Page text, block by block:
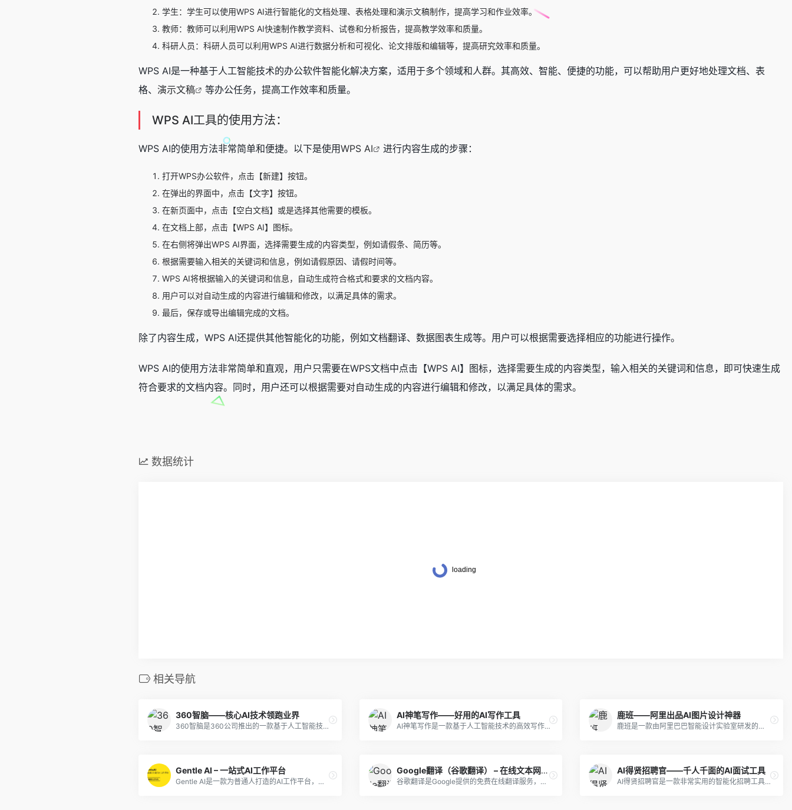
学生：学生可以使用WPS AI进行智能化的文档处理、表格处理和演示文稿制作，提高学习和作业效率。
教师：教师可以利用WPS AI快速制作教学资料、试卷和分析报告，提高教学效率和质量。
科研人员：科研人员可以利用WPS AI进行数据分析和可视化、论文排版和编辑等，提高研究效率和质量。
WPS AI是一种基于人工智能技术的办公软件智能化解决方案，适用于多个领域和人群。其高效、智能、便捷的功能，可以帮助用户更好地处理文档、表
格、 演示文稿 等办公任务，提高工作效率和质量。
WPS AI工具的使用方法：
WPS AI的使用方法非常简单和便捷。以下是使用WPS AI 进行内容生成的步骤：
打开WPS办公软件，点击【新建】按钮。
在弹出的界面中，点击【文字】按钮。
在新页面中，点击【空白文档】或是选择其他需要的模板。
在文档上部，点击【WPS AI】图标。
在右侧将弹出WPS AI界面，选择需要生成的内容类型，例如请假条、简历等。
根据需要输入相关的关键词和信息，例如请假原因、请假时间等。
WPS AI将根据输入的关键词和信息，自动生成符合格式和要求的文档内容。
用户可以对自动生成的内容进行编辑和修改，以满足具体的需求。
最后，保存或导出编辑完成的文档。
除了内容生成，WPS AI还提供其他智能化的功能，例如文档翻译、数据图表生成等。用户可以根据需要选择相应的功能进行操作。
WPS AI的使用方法非常简单和直观，用户只需要在WPS文档中点击【WPS AI】图标，选择需要生成的内容类型，输入相关的关键词和信息，即可快速生成
符合要求的文档内容。同时，用户还可以根据需要对自动生成的内容进行编辑和修改，以满足具体的需求。
数据统计
相关导航
360智脑——核心AI技术领跑业界
360智脑是360公司推出的一款基于人工智能技术的智能语音交互产品，通过语音识别、语音合成、自然语言处理、智能推荐等一系列功能，为用户提供高效便捷的语音交互体验。
AI神笔写作——好用的AI写作工具
AI神笔写作是一款基于人工智能技术的高效写作工具，它能够帮助用户快速生成各种类型的文本内容，包括论文选题、开题报告、论文大纲、论文全文、各类社交媒体、发言稿、方案、作文、项目文档、长篇小说等。
鹿班——阿里出品AI图片设计神器
鹿班是一款由阿里巴巴智能设计实验室研发的智能设计产品，能够改变传统的设计模式，在短时间内完成大量图片设计，提高工作效率。
Gentle AI – 一站式AI工作平台
Gentle AI是一款为普通人打造的AI工作平台，旨在为用户提供简单、高效、稳定的生产力工具。
Google翻译（谷歌翻译） – 在线文本网页翻译
谷歌翻译是Google提供的免费在线翻译服务，能在简体中文和其他100多种语言之间即时翻译文本和网页。
AI得贤招聘官——千人千面的AI面试工具
AI得贤招聘官是一款非常实用的智能化招聘工具，它能够帮助企业更高效、准确地找到合适的人才，提高招聘效率和质量。